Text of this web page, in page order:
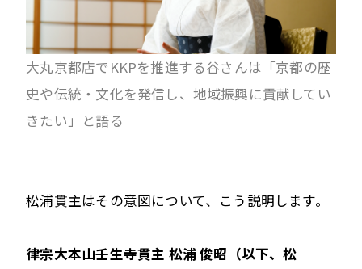
大丸京都店でKKPを推進する谷さんは「京都の歴
史や伝統・文化を発信し、地域振興に貢献してい
きたい」と語る
松浦貫主はその意図について、こう説明します。
律宗大本山壬生寺貫主 松浦 俊昭（以下、松